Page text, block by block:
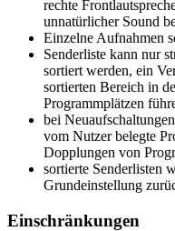
rechte
unnatürlicher Sound
Einzelne Aufnahmen
Senderliste kann nur
sortiert werden, ein
sortierten Bereich in
Programmplätzen
bei
vom Nutzer belegte
Dopplungen von
sortierte Senderlisten
Grundeinstellung
Einschränkungen